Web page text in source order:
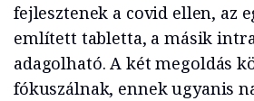
fejlesztenek a covid ellen, az
említett tabletta, a másik
adagolható. A két megoldás
fókuszálnak, ennek ugyanis